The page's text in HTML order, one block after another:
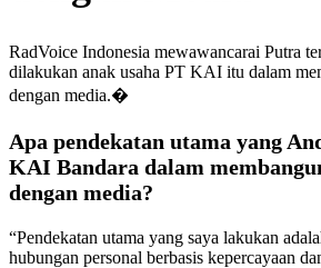
RadVoice Indonesia mewawancarai Putra
dilakukan anak usaha PT KAI itu dalam
dengan media.�
Apa pendekatan utama yang
KAI Bandara dalam
dengan media?
“Pendekatan utama yang saya lakukan
hubungan personal berbasis kepercayaan